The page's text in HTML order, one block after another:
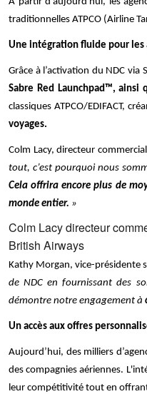
traditionnelles ATPCO (Airline
Une intégration fluide pour les
Grâce à l’activation du NDC via
Sabre Red Launchpad™, ainsi
classiques ATPCO/EDIFACT,
voyages.
Colm Lacy, directeur
tout, c’est pourquoi nous
Cela offrira encore plus de
monde entier. »
Colm Lacy directeur
British Airways
Kathy Morgan, vice-présidente
de NDC en fournissant des
démontre notre engagement à
Un accès aux offres
Aujourd’hui, des milliers
des compagnies aériennes.
leur compétitivité tout en